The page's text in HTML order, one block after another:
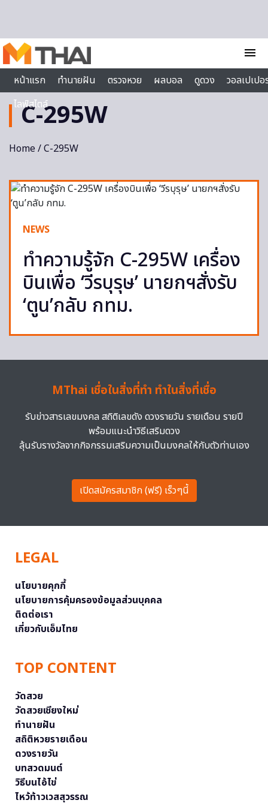
menu
หน้าแรก
ทำนายฝัน ตรวจหวย ผลบอล ดูดวง
วอลเปเป
ไลฟ์สไตล์
C-295W
Home/ C-295W
NEWS
ทำความรู้จัก C-295W เครื่อง
บินเพื่อ ‘วีรบุรุษ’ นายกฯสั่งรับ
‘ตูน’กลับ กทม.
MThai เชื่อในสิ่งที่ทำ ทำในสิ่งที่เชื่อ
รับข่าวสารเลขมงคล สถิติเลขดัง ดวงรายวัน รายเดือน รายปี
พร้อมแนะนำวิธีเสริมดวง
ลุ้นรับรางวัลจากกิจกรรมเสริมความเป็นมงคลให้กับตัวท่านเอง
เปิดสมัครสมาชิก (ฟรี) เร็วๆนี้
LEGAL
นโยบายคุกกี้
นโยบายการคุ้มครองข้อมูลส่วนบุคคล
ติดต่อเรา
เกี่ยวกับเอ็มไทย
TOP CONTENT
วัดสวย
วัดสวยเชียงใหม่
ทำนายฝัน
สถิติหวยรายเดือน
ดวงรายวัน
บทสวดมนต์
วิธีบนไอ้ไข่
ไหว้ท้าวเวสสุวรรณ